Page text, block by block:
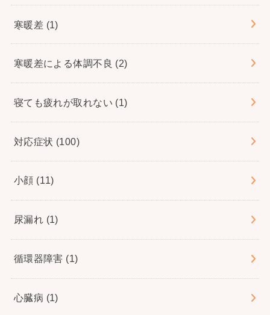
寒暖差 (1)
寒暖差による体調不良 (2)
寝ても疲れが取れない (1)
対応症状 (100)
小顔 (11)
尿漏れ (1)
循環器障害 (1)
心臓病 (1)